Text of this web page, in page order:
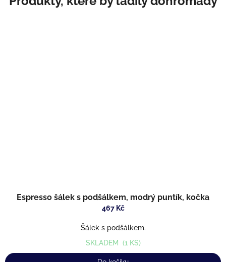
Espresso šálek s podšálkem, modrý puntík, kočka
467 Kč
Šálek s podšálkem.
SKLADEM (1 KS)